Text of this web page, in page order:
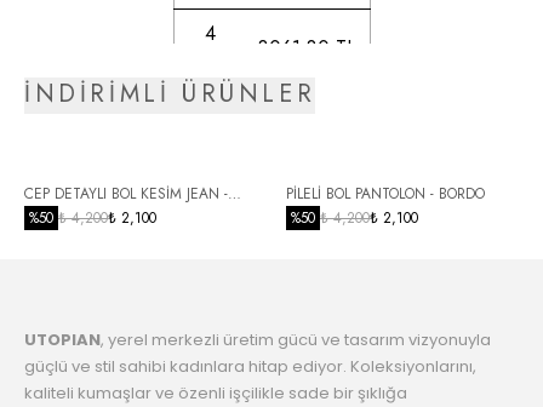
4
3061.80 TL
6
3187.86 TL
8
Taksit
3345.27 TL
İNDİRİMLİ ÜRÜNLER
CEP DETAYLI BOL KESİM JEAN -
SİYAH
%50 ₺ 4,200₺ 2,100
PİLELİ BOL PANTOLON - BORDO
%50 ₺ 4,200₺ 2,100
UTOPIAN, yerel merkezli üretim gücü ve tasarım vizyonuyla
güçlü ve stil sahibi kadınlara hitap ediyor. Koleksiyonlarını,
kaliteli kumaşlar ve özenli işçilikle sade bir şıklığa